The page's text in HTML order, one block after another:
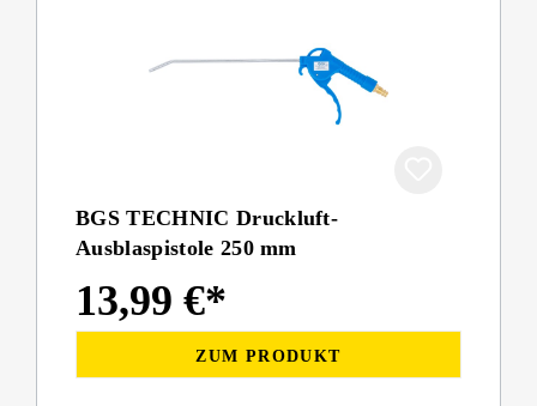
BGS TECHNIC Druckluft-
Ausblaspistole 250 mm
13,99 €*
ZUM PRODUKT